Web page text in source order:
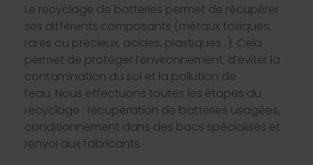
Le recyclage de batteries permet de récupérer
ses différents composants (métaux toxiques,
rares ou précieux, acides, plastiques…). Cela
permet de protéger l’environnement, d’éviter la
contamination du sol et la pollution de
l’eau. Nous effectuons toutes les étapes du
recyclage : récupération de batteries usagées,
conditionnement dans des bacs spécialisés et
renvoi aux fabricants.